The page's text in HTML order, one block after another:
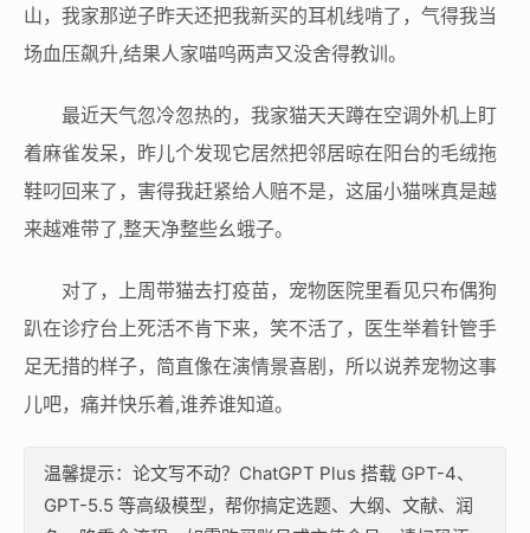
山，我家那逆子昨天还把我新买的耳机线啃了，气得我当
场血压飙升,结果人家喵呜两声又没舍得教训。
最近天气忽冷忽热的，我家猫天天蹲在空调外机上盯
着麻雀发呆，昨儿个发现它居然把邻居晾在阳台的毛绒拖
鞋叼回来了，害得我赶紧给人赔不是，这届小猫咪真是越
来越难带了,整天净整些幺蛾子。
对了，上周带猫去打疫苗，宠物医院里看见只布偶狗
趴在诊疗台上死活不肯下来，笑不活了，医生举着针管手
足无措的样子，简直像在演情景喜剧，所以说养宠物这事
儿吧，痛并快乐着,谁养谁知道。
温馨提示：论文写不动？ChatGPT Plus 搭载 GPT-4、
GPT-5.5 等高级模型，帮你搞定选题、大纲、文献、润